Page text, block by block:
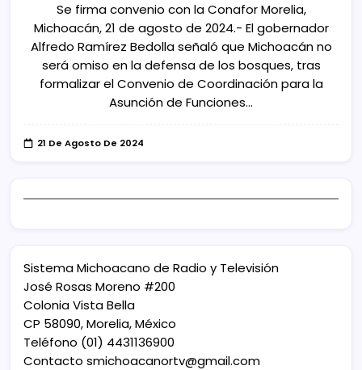
Se firma convenio con la Conafor Morelia,
Michoacán, 21 de agosto de 2024.- El gobernador
Alfredo Ramírez Bedolla señaló que Michoacán no
será omiso en la defensa de los bosques, tras
formalizar el Convenio de Coordinación para la
Asunción de Funciones…
21 De Agosto De 2024
Sistema Michoacano de Radio y Televisión
José Rosas Moreno #200
Colonia Vista Bella
CP 58090, Morelia, México
Teléfono (01) 4431136900
Contacto smichoacanortv@gmail.com